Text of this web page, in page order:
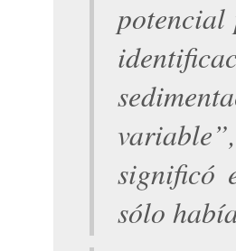
potencial
variable
significó
sólo